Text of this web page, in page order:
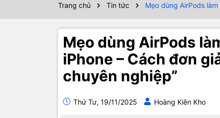
Trang chủ Tin tức Mẹo dùng AirPods
Mẹo dùng AirPods
iPhone – Cách đơn
chuyên nghiệp”
Thứ Tư, 19/11/2025 Hoàng Kiên Kho